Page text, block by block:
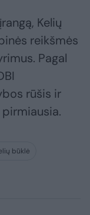
Kelių
reikšmės
Pagal
rūšis ir
būklė